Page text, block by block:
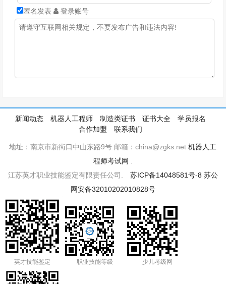
匿名发表 登录账号
新闻动态 机器人工程师 制造类证书 证书大全
学员报名
合作加盟
联系我们
地址：南京市新街口中山东路9号 邮箱：china@zgks.net机器人工
程师考试网
江苏英才职业技能鉴定有限责任公司. 苏ICP备14048581号-8 苏公
网安备32010202010828号
英才技能鉴定 职业技能等级 少儿考级网